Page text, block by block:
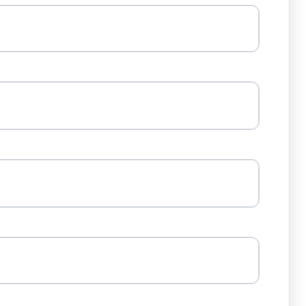
diamantati black hole
di sicurezza
a copertura di rete;
a seconda del veicolo